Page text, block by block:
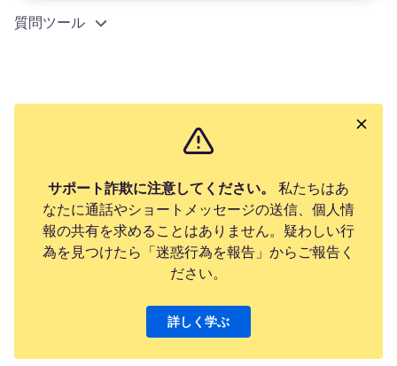
質問ツール
サポート詐欺に注意してください。
私たちはあ
なたに通話やショートメッセージの送信、個人情
報の共有を求めることはありません。疑わしい行
為を見つけたら「迷惑行為を報告」からご報告く
ださい。
詳しく学ぶ